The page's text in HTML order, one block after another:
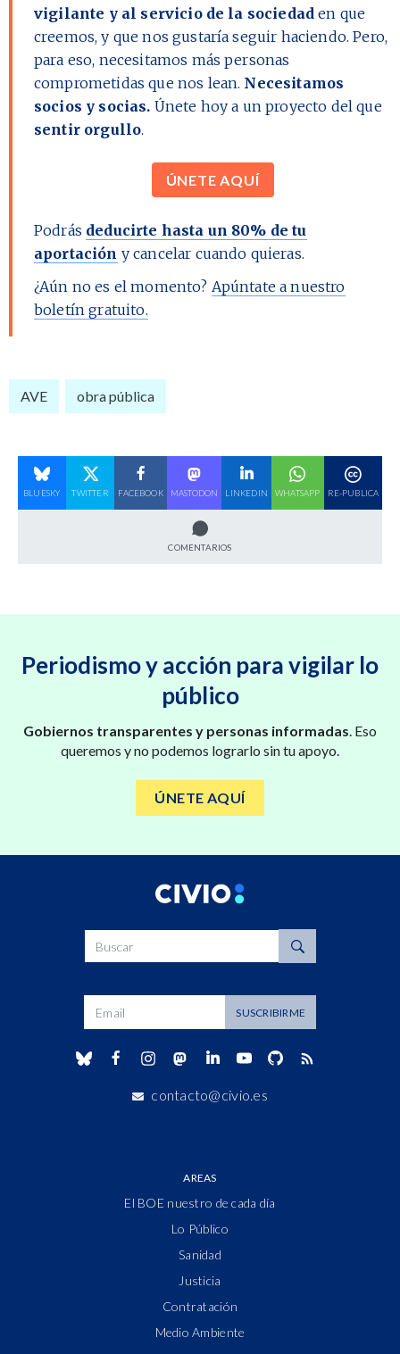
vigilante y al servicio de la sociedad en que
creemos, y que nos gustaría seguir haciendo. Pero,
para eso, necesitamos más personas
comprometidas que nos lean. Necesitamos
socios y socias. Únete hoy a un proyecto del que
sentir orgullo.
ÚNETE AQUÍ
Podrás deducirte hasta un 80% de tu
aportación y cancelar cuando quieras.
¿Aún no es el momento? Apúntate a nuestro
boletín gratuito.
AVE obra pública
BLUESKY TWITTER FACEBOOK MASTODON LINKEDIN WHATSAPP RE-PUBLICA
COMENTARIOS
Periodismo y acción para vigilar lo
público
Gobiernos transparentes y personas informadas. Eso
queremos y no podemos lograrlo sin tu apoyo.
ÚNETE AQUÍ
SUSCRIBIRME
contacto@civio.es
AREAS
El BOE nuestro de cada día
Lo Público
Sanidad
Justicia
Contratación
Medio Ambiente